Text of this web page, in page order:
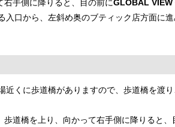
手側に降りると、目の前にGLOBAL VIEW
口から、左斜め奥のブティック店方面に
近くに歩道橋がありますので、歩道橋を渡
歩道橋を上り、向かって右手側に降りると、